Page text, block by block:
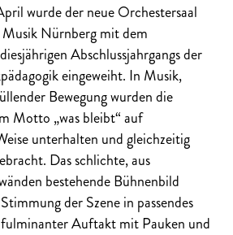
wurde der neue Orchestersaal
Nürnberg mit dem
Abschlussjahrgangs der
eingeweiht. In Musik,
Bewegung wurden die
Motto „was bleibt“ auf
unterhalten und gleichzeitig
Das schlichte, aus
bestehende Bühnenbild
der Szene in passendes
Auftakt mit Pauken und